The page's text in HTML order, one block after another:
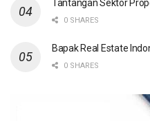
Tantangan Sektor
0 SHARES
Bapak Real Estate
0 SHARES